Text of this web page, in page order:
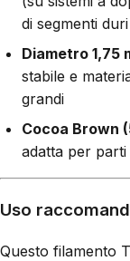
di segmenti
Diametro 1,75
stabile e
grandi
Cocoa Brown
adatta per
Uso
Questo filamento